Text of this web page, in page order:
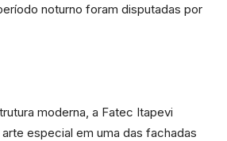
noturno foram disputadas por
moderna, a Fatec Itapevi
especial em uma das fachadas